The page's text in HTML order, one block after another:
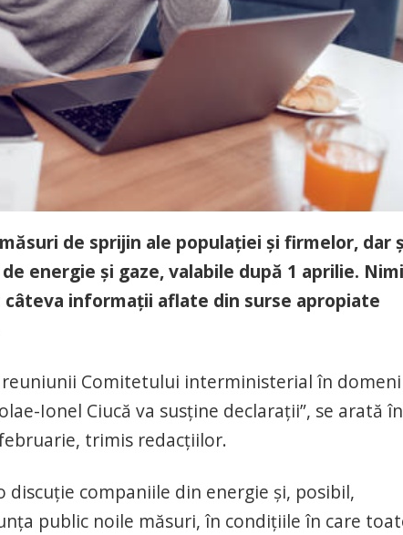
de sprijin ale populației și firmelor, dar
energie și gaze, valabile după 1 aprilie.
informații aflate din surse apropiate
Comitetului interministerial în
Ionel Ciucă va susține declarații”, se arată în
trimis redacțiilor.
companiile din energie și, posibil,
public noile măsuri, în condițiile în care